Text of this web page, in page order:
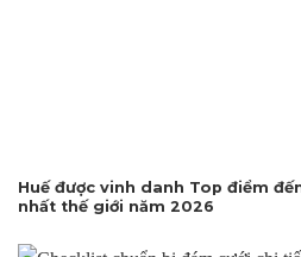
Huế được vinh danh Top điểm
nhất thế giới năm 2026